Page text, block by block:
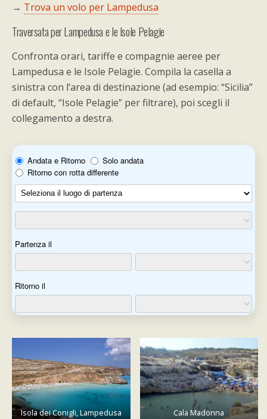
→ Trova un volo per Lampedusa
Traversata per Lampedusa e le Isole Pelagie
Confronta orari, tariffe e compagnie aeree per
Lampedusa e le Isole Pelagie. Compila la casella a
sinistra con l’area di destinazione (ad esempio: “Sicilia”
di default, “Isole Pelagie” per filtrare), poi scegli il
collegamento a destra.
Isola dei Conigli, Lampedusa Cala Madonna